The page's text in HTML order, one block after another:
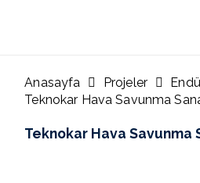
Anasayfa Projeler
Teknokar Hava Savunma
Teknokar Hava Savunma